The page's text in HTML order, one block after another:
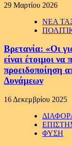
29 Μαρτίου 2026
ΝΕΑ
Βρετανία: «Οι
είναι έτοιμοι
προειδοποίηση
Δυνάμεων
16 Δεκεμβρίου 2025
ΦΥΣΗ